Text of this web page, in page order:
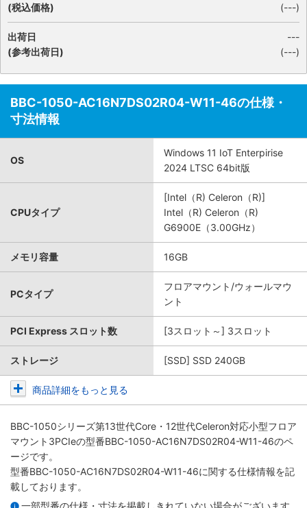
(税込価格)
(---)
出荷日
(参考出荷日)
---
(---)
BBC-1050-AC16N7DS02R04-W11-46の仕様・
寸法情報
OS
Windows 11 IoT Enterpirise
2024 LTSC 64bit版
CPUタイプ
[Intel（R) Celeron（R)]
Intel（R) Celeron（R)
G6900E（3.00GHz）
メモリ容量 16GB
PCタイプ
フロアマウント/ウォールマウ
ント
PCI Express スロット数 [3スロット～] 3スロット
ストレージ [SSD] SSD 240GB
商品詳細をもっと見る
BBC-1050シリーズ第13世代Core・12世代Celeron対応小型フロア
マウント3PCIeの型番BBC-1050-AC16N7DS02R04-W11-46のペ
ージです。
型番BBC-1050-AC16N7DS02R04-W11-46に関する仕様情報を記
載しております。
一部型番の仕様・寸法を掲載しきれていない場合がございます